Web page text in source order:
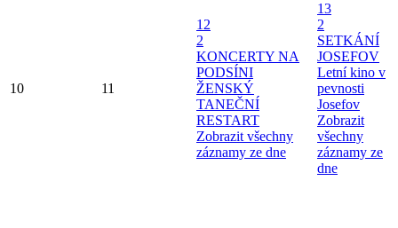
10 11
12
2
KONCERTY NA
PODSÍNI
ŽENSKÝ
TANEČNÍ
RESTART
Zobrazit všechny
záznamy ze dne
13
2
SETKÁNÍ
JOSEFOV
Letní kino v
pevnosti
Josefov
Zobrazit
všechny
záznamy ze
dne